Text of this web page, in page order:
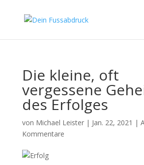
Die kleine, oft
vergessene
des Erfolges
von Michael Leister| Jan. 22, 2021 |
Kommentare